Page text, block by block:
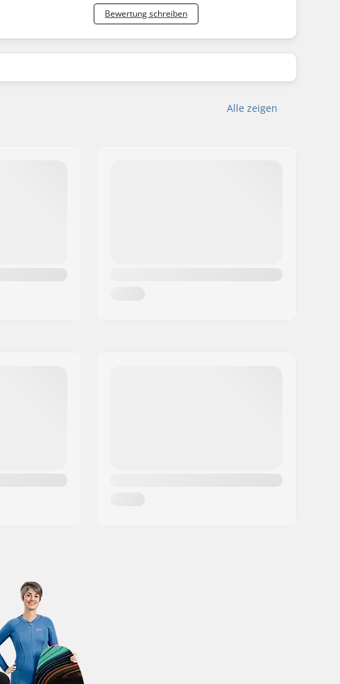
Bewertung schreiben
Alle zeigen